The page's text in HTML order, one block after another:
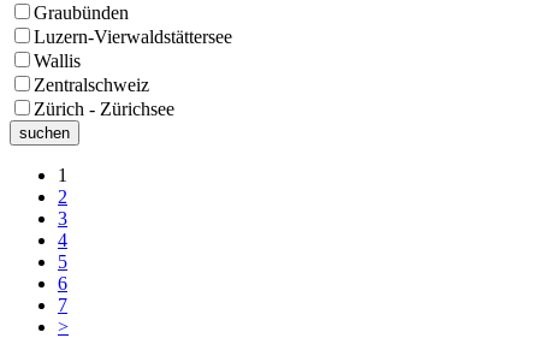
Graubünden
Luzern-Vierwaldstättersee
Wallis
Zentralschweiz
Zürich - Zürichsee
1
2
3
4
5
6
7
>